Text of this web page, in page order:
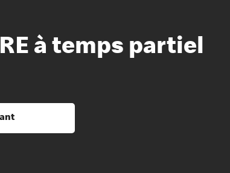
à temps partiel